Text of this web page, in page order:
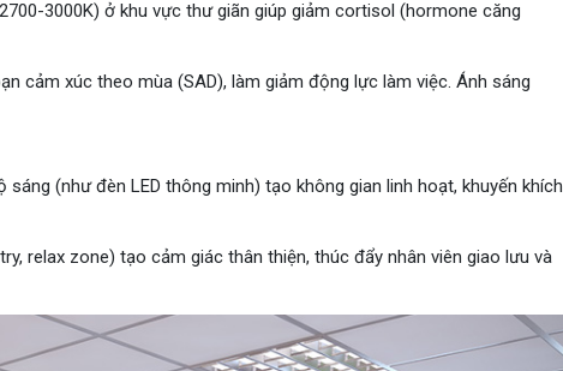
3000K) ở khu vực thư giãn giúp giảm cortisol (hormone căng
cảm xúc theo mùa (SAD), làm giảm động lực làm việc. Ánh sáng
(như đèn LED thông minh) tạo không gian linh hoạt, khuyến khích
relax zone) tạo cảm giác thân thiện, thúc đẩy nhân viên giao lưu và